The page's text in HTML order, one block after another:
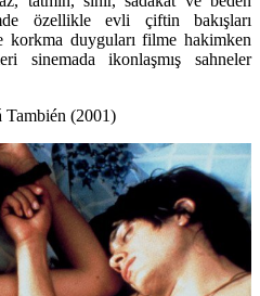
özellikle evli çiftin bakışları
korkma duyguları filme hakimken
sinemada ikonlaşmış sahneler
También (2001)